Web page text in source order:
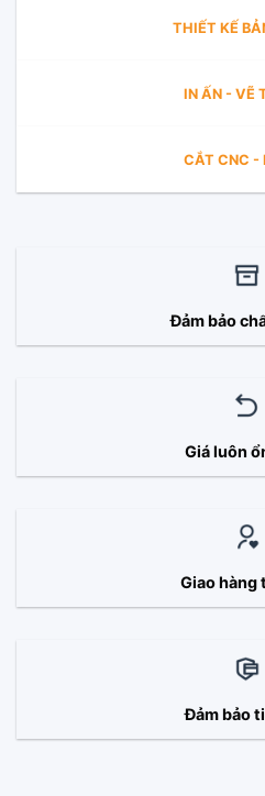
THIẾT KẾ
IN ẤN - VẼ
CẮT CNC -
Đảm bảo
Giá luôn
Giao hàng
Đảm bảo